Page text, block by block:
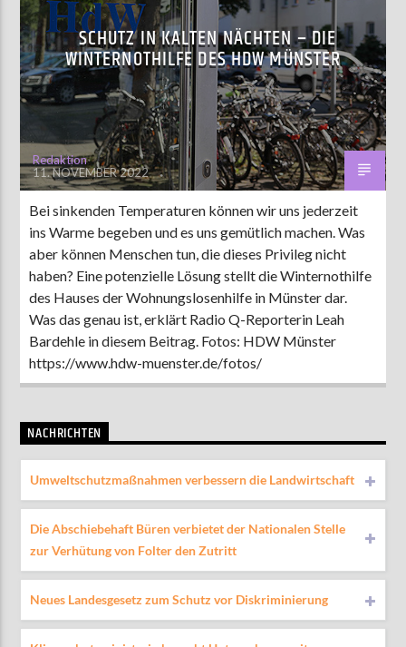
SCHUTZ IN KALTEN NÄCHTEN – DIE
WINTERNOTHILFE DES HDW MÜNSTER
Redaktion
11. NOVEMBER 2022
Bei sinkenden Temperaturen können wir uns jederzeit
ins Warme begeben und es uns gemütlich machen. Was
aber können Menschen tun, die dieses Privileg nicht
haben? Eine potenzielle Lösung stellt die Winternothilfe
des Hauses der Wohnungslosenhilfe in Münster dar.
Was das genau ist, erklärt Radio Q-Reporterin Leah
Bardehle in diesem Beitrag. Fotos: HDW Münster
https://www.hdw-muenster.de/fotos/
NACHRICHTEN
Umweltschutzmaßnahmen verbessern die Landwirtschaft
Die Abschiebehaft Büren verbietet der Nationalen Stelle
zur Verhütung von Folter den Zutritt
Neues Landesgesetz zum Schutz vor Diskriminierung